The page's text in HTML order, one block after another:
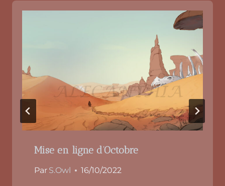
Mise en ligne d’Octobre
Par S.Owl 16/10/2022